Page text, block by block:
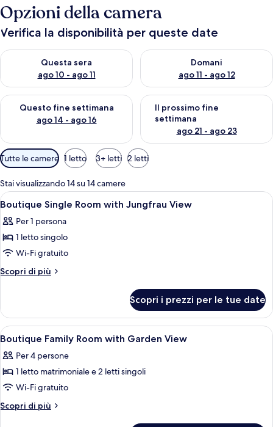
Opzioni della camera
Verifica la disponibilità per queste date
Questa sera
ago 10 - ago 11
Verifica la disponibilità per questa sera, ago 10 - ago 11
Domani
ago 11 - ago 12
Verifica la disponibilità per
Questo fine settimana
ago 14 - ago 16
Verifica la disponibilità per questo fine settimana, ago 14 -
Il prossimo fine
settimana
ago 21 - ago 23
Verifica la disponibilità per il
Filtri
disponibili
per
le
camere
Tutte le camere 1 letto 3+ letti 2 letti
Stai visualizzando 14 su 14 camere
Apri
tutte
le
foto
per
Boutique
with
Jungfrau
View
Biancheria da letto di alta qualità,
5
Boutique Single Room with Jungfrau View
Per 1 persona
1 letto singolo
Wi-Fi gratuito
Scopri di più
Altri
Single
Room
with
Jungfrau
View
Scopri i prezzi per le tue date
Apri
tutte
le
foto
per
Boutique
Biancheria da letto di alta qualità,
4
Boutique Family Room with Garden View
Per 4 persone
1 letto matrimoniale e 2 letti singoli
Wi-Fi gratuito
Scopri di più
Altri